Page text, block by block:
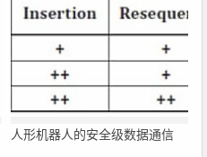
人形机器人的安全级数据通信